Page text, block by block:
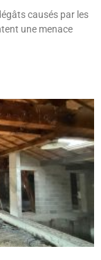
causés par les
une menace